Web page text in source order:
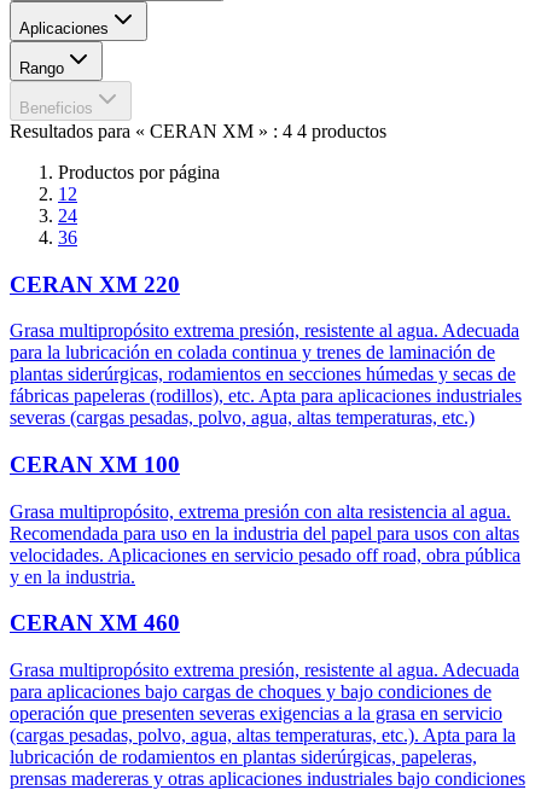
Aplicaciones
Rango
Beneficios
Resultados para « CERAN XM » : 4 4 productos
Productos por página
12
24
36
CERAN XM 220
Grasa multipropósito extrema presión, resistente al agua. Adecuada
para la lubricación en colada continua y trenes de laminación de
plantas siderúrgicas, rodamientos en secciones húmedas y secas de
fábricas papeleras (rodillos), etc. Apta para aplicaciones industriales
severas (cargas pesadas, polvo, agua, altas temperaturas, etc.)
CERAN XM 100
Grasa multipropósito, extrema presión con alta resistencia al agua.
Recomendada para uso en la industria del papel para usos con altas
velocidades. Aplicaciones en servicio pesado off road, obra pública
y en la industria.
CERAN XM 460
Grasa multipropósito extrema presión, resistente al agua. Adecuada
para aplicaciones bajo cargas de choques y bajo condiciones de
operación que presenten severas exigencias a la grasa en servicio
(cargas pesadas, polvo, agua, altas temperaturas, etc.). Apta para la
lubricación de rodamientos en plantas siderúrgicas, papeleras,
prensas madereras y otras aplicaciones industriales bajo condiciones